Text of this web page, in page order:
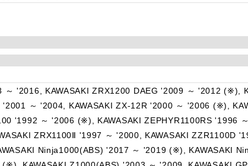
～ '2016, KAWASAKI ZRX1200 DAEG '2009 ～ '2012 (※),
～ '2004, KAWASAKI ZX-12R '2000 ～ '2006 (※),
'1992 ～ '2006 (※), KAWASAKI ZEPHYR1100RS '1996
ZRX1100Ⅱ '1997 ～ '2000, KAWASAKI ZZR1100D
Ninja1000(ABS) '2017 ～ '2019 (※), KAWASAKI